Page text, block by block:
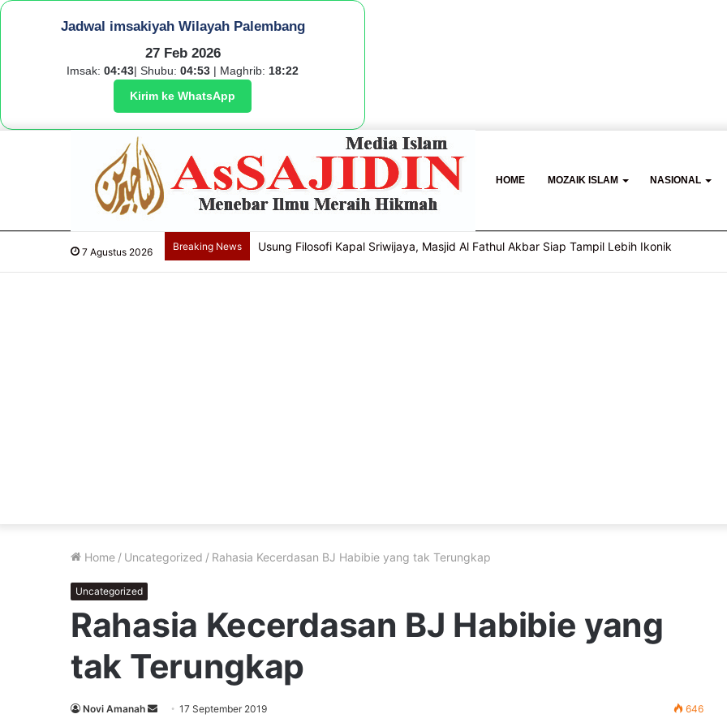
Jadwal imsakiyah Wilayah Palembang
27 Feb 2026
Imsak: 04:43| Shubu: 04:53 | Maghrib: 18:22
Kirim ke WhatsApp
HOME MOZAIK ISLAM NASIONAL
7 Agustus 2026 Breaking News Cegah Kekerasan Berbasis Gender Online, Pemkot Palembang Gelar Pelatihan Literasi
Home / Uncategorized / Rahasia Kecerdasan BJ Habibie yang tak Terungkap
Uncategorized
Rahasia Kecerdasan BJ Habibie yang
tak Terungkap
Novi Amanah
Send17 September 2019 646